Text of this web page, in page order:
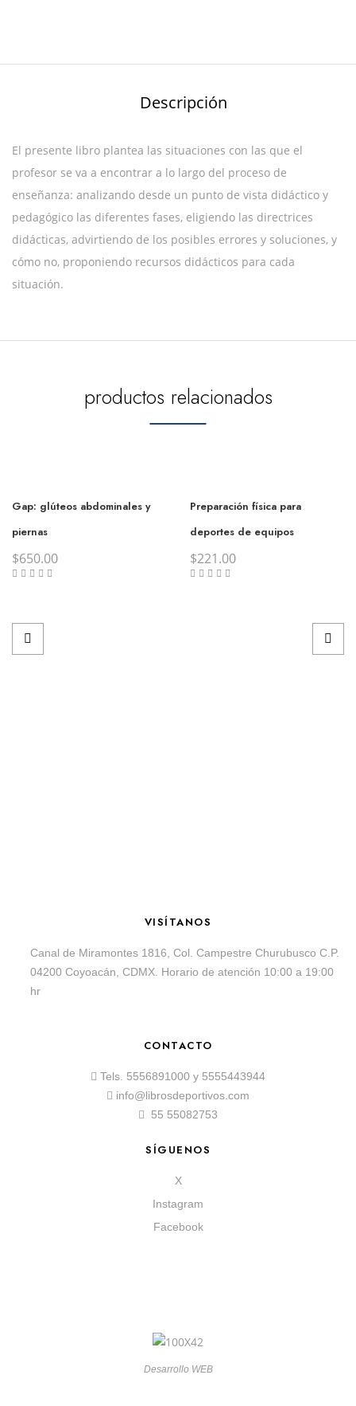
Descripción
El presente libro plantea las situaciones con las que el
profesor se va a encontrar a lo largo del proceso de
enseñanza: analizando desde un punto de vista didáctico y
pedagógico las diferentes fases, eligiendo las directrices
didácticas, advirtiendo de los posibles errores y soluciones, y
cómo no, proponiendo recursos didácticos para cada
situación.
productos relacionados
Gap: glúteos abdominales y
piernas
$650.00
Preparación física para
deportes de equipos
$221.00
VISÍTANOS
Canal de Miramontes 1816, Col. Campestre Churubusco C.P.
04200 Coyoacán, CDMX. Horario de atención 10:00 a 19:00
hr
CONTACTO
Tels. 5556891000 y 5555443944
info@librosdeportivos.com
55 55082753
SÍGUENOS
X
Instagram
Facebook
Desarrollo WEB